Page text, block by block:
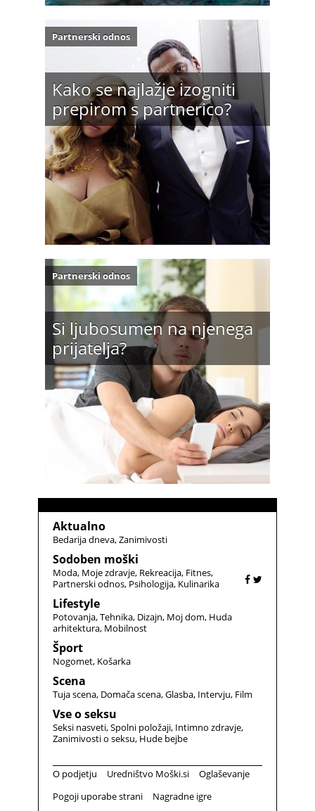
Kako se najlažje izogniti
prepirom s partnerico?
Partnerski odnos
Si ljubosumen na njenega
prijatelja?
Partnerski odnos
Aktualno
Bedarija dneva Zanimivosti
Sodoben moški
Moda Moje zdravje Rekreacija Fitnes
Partnerski odnos Psihologija Kulinarika
Lifestyle
Potovanja Tehnika Dizajn Moj dom Huda
arhitektura Mobilnost
Šport
Nogomet Košarka
Scena
Tuja scena Domača scena Glasba Intervju Film
Vse o seksu
Seksi nasveti Spolni položaji Intimno zdravje
Zanimivosti o seksu Hude bejbe
O podjetju Uredništvo Moški.si
Oglaševanje
Pogoji uporabe strani
Nagradne igre